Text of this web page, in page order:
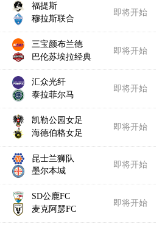
福提斯
穆拉斯联合
即将开始
三宝颜布兰德
巴伦苏埃拉经典
即将开始
汇众光纤
泰拉菲尔马
即将开始
凯勒公园女足
海德伯格女足
即将开始
昆士兰狮队
墨尔本城
即将开始
SD公鹿FC
麦克阿瑟FC
即将开始